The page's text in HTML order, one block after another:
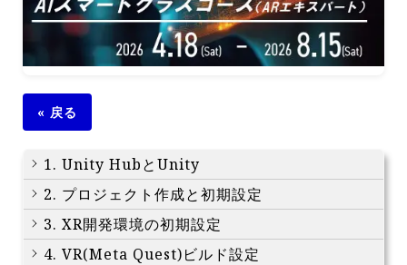
« 戻る
1. Unity HubとUnity
2. プロジェクト作成と初期設定
3. XR開発環境の初期設定
4. VR(Meta Quest)ビルド設定